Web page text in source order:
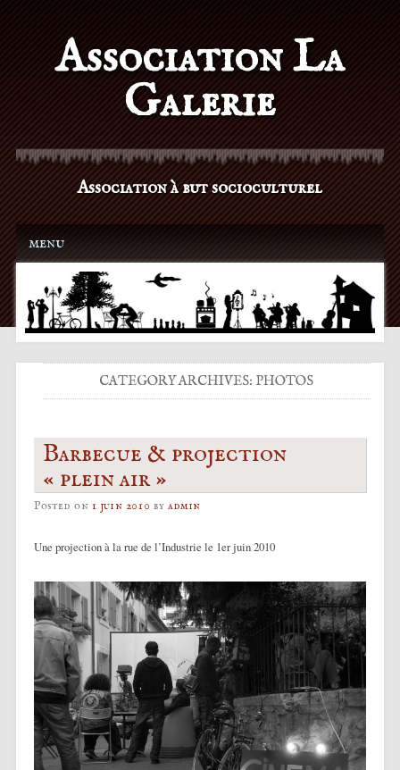
Association La
Galerie
Association à but socioculturel
Main menu
Skip to content
menu
CATEGORY ARCHIVES: PHOTOS
Barbecue & projection
« plein air »
Posted on1 juin 2010 by admin
Une projection à la rue de l’Industrie le 1er juin 2010